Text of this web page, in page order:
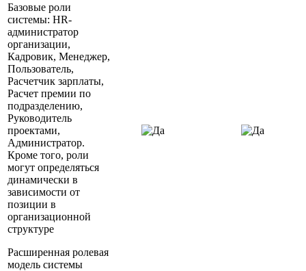
Базовые роли
системы: HR-
администратор
организации,
Кадровик, Менеджер,
Пользователь,
Расчетчик зарплаты,
Расчет премии по
подразделению,
Руководитель
проектами,
Администратор.
Кроме того, роли
могут определяться
динамически в
зависимости от
позиции в
организационной
структуре
Расширенная ролевая
модель системы